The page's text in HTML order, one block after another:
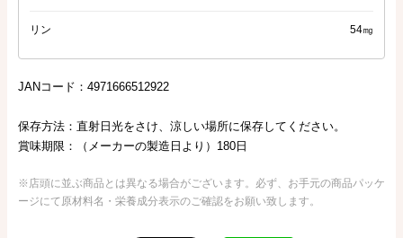
リン 54㎎
JANコード：4971666512922
保存方法：直射日光をさけ、涼しい場所に保存してください。
賞味期限：（メーカーの製造日より）180日
※店頭に並ぶ商品とは異なる場合がございます。必ず、お手元の商品パッケ
ージにて原材料名・栄養成分表示のご確認をお願い致します。